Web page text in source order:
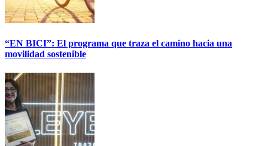
“EN BICI”: El programa que traza el camino hacia una
movilidad sostenible